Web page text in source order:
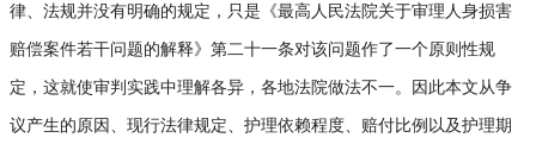
律、法规并没有明确的规定，只是《最高人民法院关于审理人身损害
赔偿案件若干问题的解释》第二十一条对该问题作了一个原则性规
定，这就使审判实践中理解各异，各地法院做法不一。因此本文从争
议产生的原因、现行法律规定、护理依赖程度、赔付比例以及护理期